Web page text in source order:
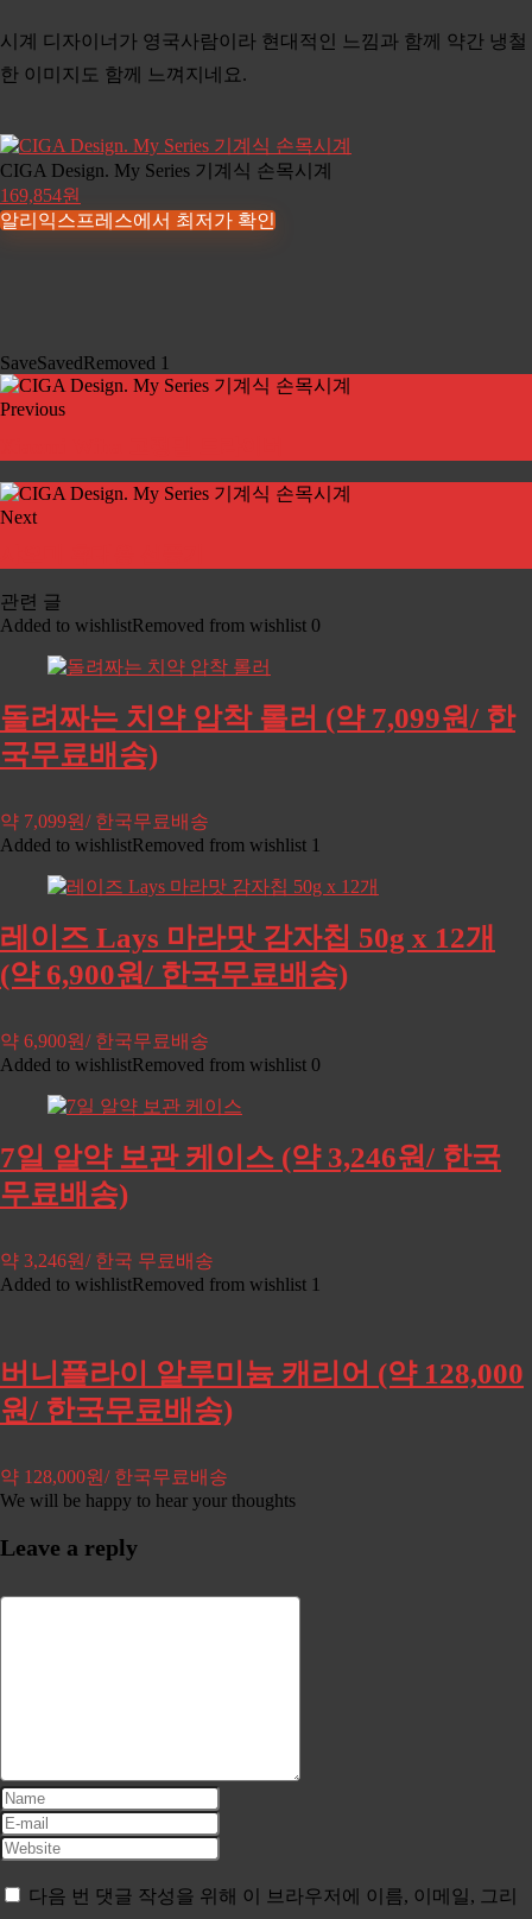
시계 디자이너가 영국사람이라 현대적인 느낌과 함께 약간 냉철
한 이미지도 함께 느껴지네요.
CIGA Design. My Series 기계식 손목시계
169,854원
알리익스프레스에서 최저가 확인
SaveSavedRemoved 1
Previous
Next
관련 글
Added to wishlistRemoved from wishlist 0
돌려짜는 치약 압착 롤러 (약 7,099원/ 한
국무료배송)
약 7,099원/ 한국무료배송
Added to wishlistRemoved from wishlist 1
레이즈 Lays 마라맛 감자칩 50g x 12개
(약 6,900원/ 한국무료배송)
약 6,900원/ 한국무료배송
Added to wishlistRemoved from wishlist 0
7일 알약 보관 케이스 (약 3,246원/ 한국
무료배송)
약 3,246원/ 한국 무료배송
Added to wishlistRemoved from wishlist 1
버니플라이 알루미늄 캐리어 (약 128,000
원/ 한국무료배송)
약 128,000원/ 한국무료배송
We will be happy to hear your thoughts
Leave a reply
다음 번 댓글 작성을 위해 이 브라우저에 이름, 이메일, 그리